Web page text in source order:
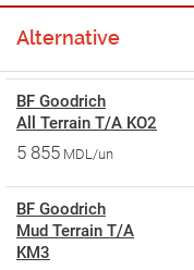
Alternative
BF Goodrich
All Terrain T/A KO2
5 855 MDL/un
BF Goodrich
Mud Terrain T/A
KM3